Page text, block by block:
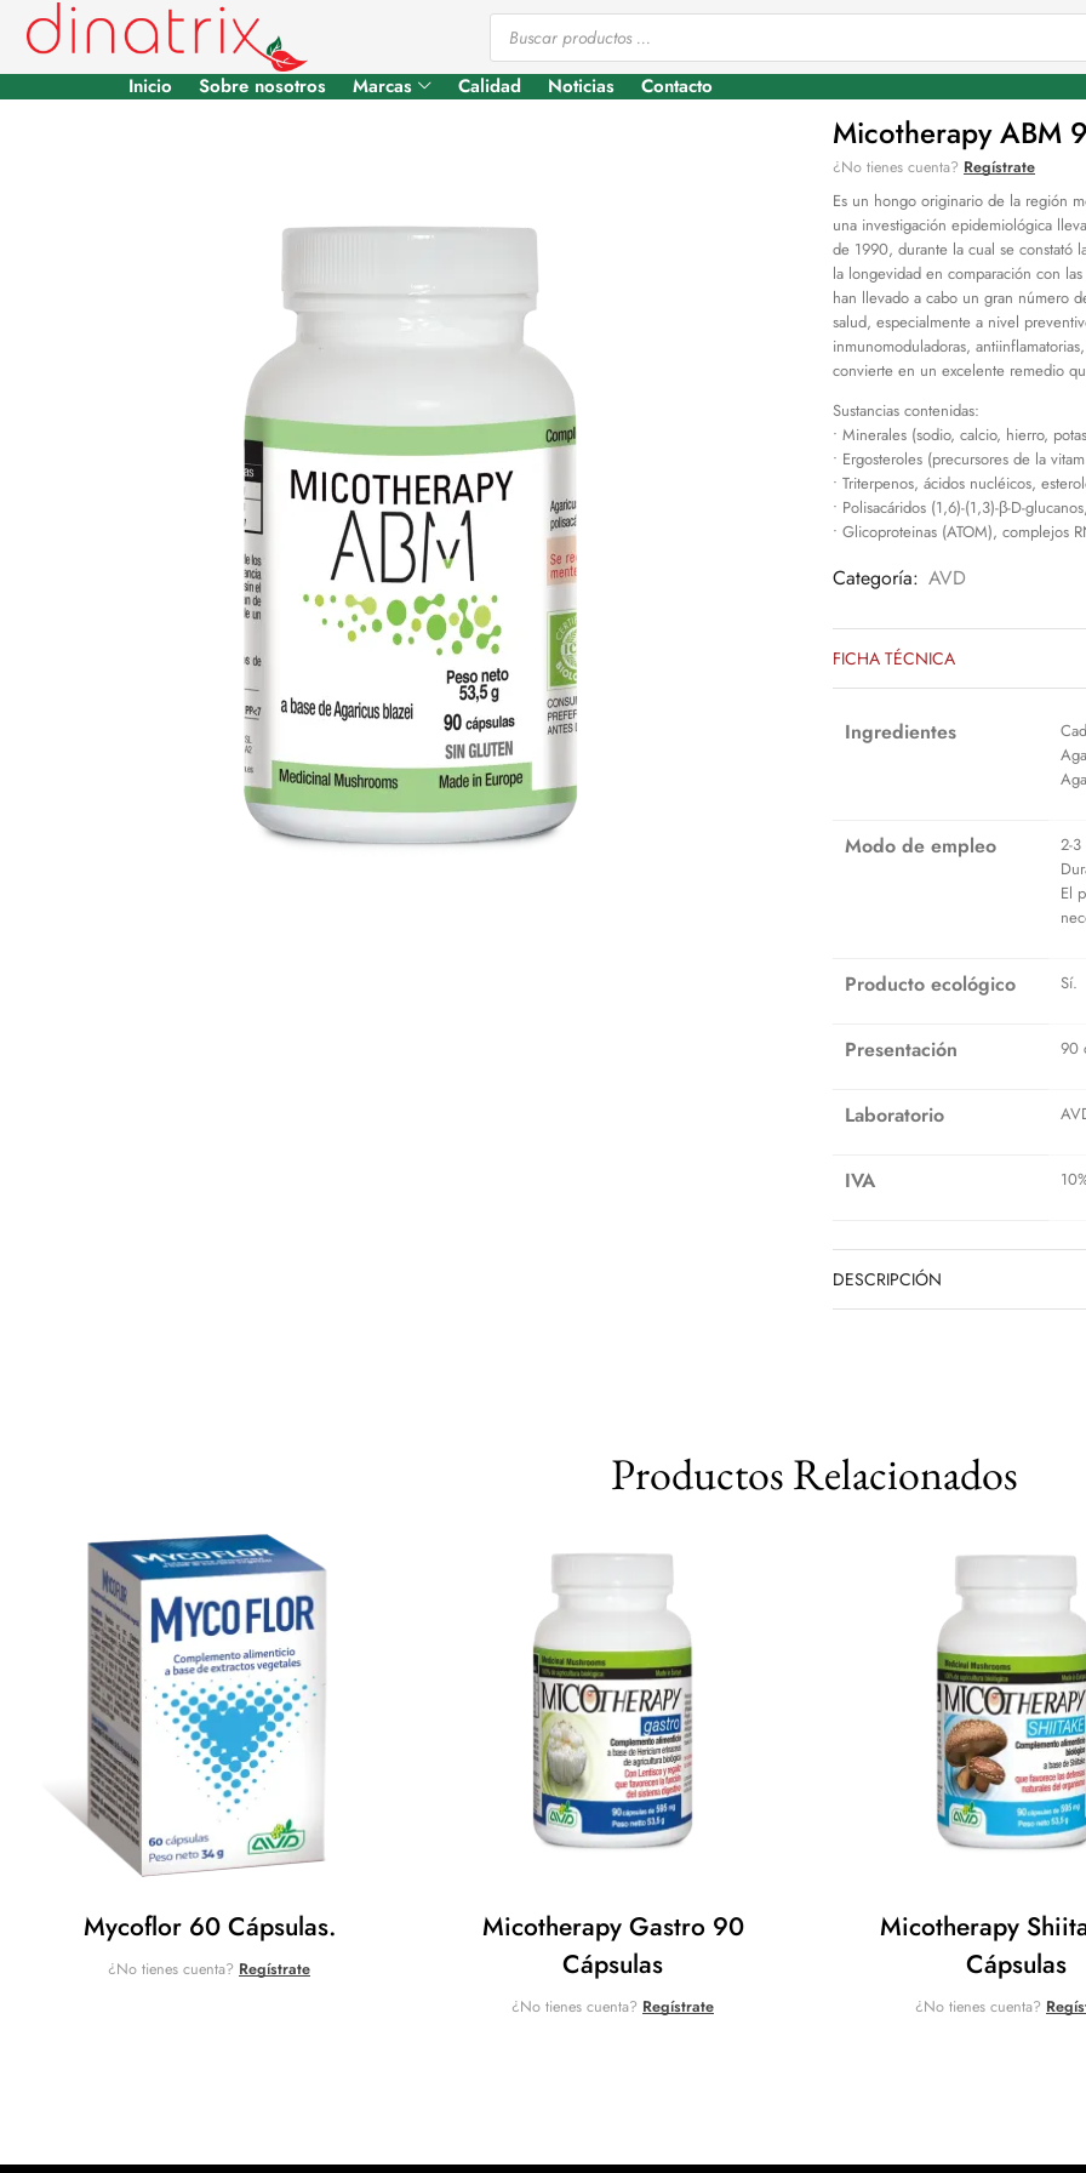
Inicio Sobre nosotros Marcas Calidad Noticias Contacto
Micotherapy ABM
¿No tienes cuenta? Regístrate
Es un hongo originario de la región
una investigación epidemiológica
de 1990, durante la cual se constató
la longevidad en comparación con
han llevado a cabo un gran número
salud, especialmente a nivel
inmunomoduladoras,
convierte en un excelente remedio
Sustancias contenidas:
• Minerales (sodio, calcio, hierro,
• Ergosteroles (precursores de la
• Triterpenos, ácidos nucléicos,
• Polisacáridos (1,6)-(1,3)-β-D-
• Glicoproteinas (ATOM), complejos
Categoría: AVD
FICHA TÉCNICA
Ingredientes
Modo de empleo
2-3
El
Producto ecológico Sí.
Presentación 90
Laboratorio
IVA
DESCRIPCIÓN
Productos Relacionados
Mycoflor 60 Cápsulas.
¿No tienes cuenta? Regístrate
Micotherapy Gastro 90
Cápsulas
¿No tienes cuenta? Regístrate
Micotherapy
Cápsulas
¿No tienes cuenta?